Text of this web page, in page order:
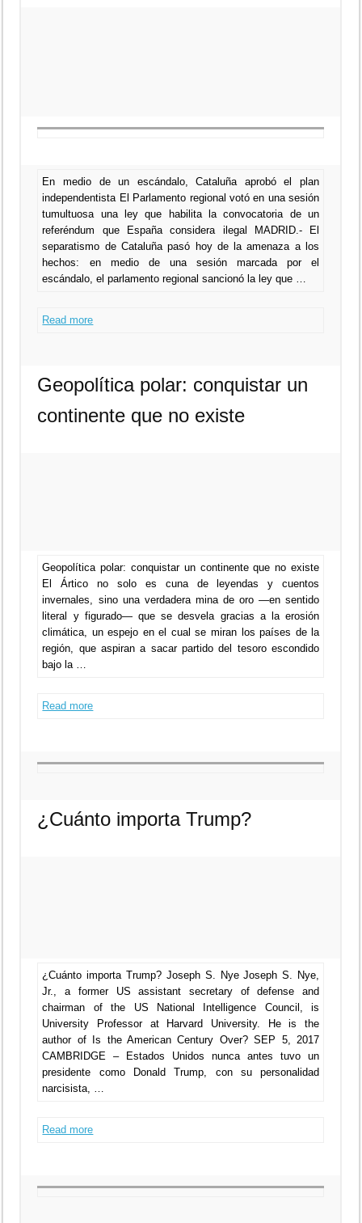
En medio de un escándalo, Cataluña aprobó el plan
independentista El Parlamento regional votó en una sesión
tumultuosa una ley que habilita la convocatoria de un
referéndum que España considera ilegal MADRID.- El
separatismo de Cataluña pasó hoy de la amenaza a los
hechos: en medio de una sesión marcada por el
escándalo, el parlamento regional sancionó la ley que …
Read more
Geopolítica polar: conquistar un
continente que no existe
Geopolítica polar: conquistar un continente que no existe
El Ártico no solo es cuna de leyendas y cuentos
invernales, sino una verdadera mina de oro —en sentido
literal y figurado— que se desvela gracias a la erosión
climática, un espejo en el cual se miran los países de la
región, que aspiran a sacar partido del tesoro escondido
bajo la …
Read more
¿Cuánto importa Trump?
¿Cuánto importa Trump? Joseph S. Nye Joseph S. Nye,
Jr., a former US assistant secretary of defense and
chairman of the US National Intelligence Council, is
University Professor at Harvard University. He is the
author of Is the American Century Over? SEP 5, 2017
CAMBRIDGE – Estados Unidos nunca antes tuvo un
presidente como Donald Trump, con su personalidad
narcisista, …
Read more